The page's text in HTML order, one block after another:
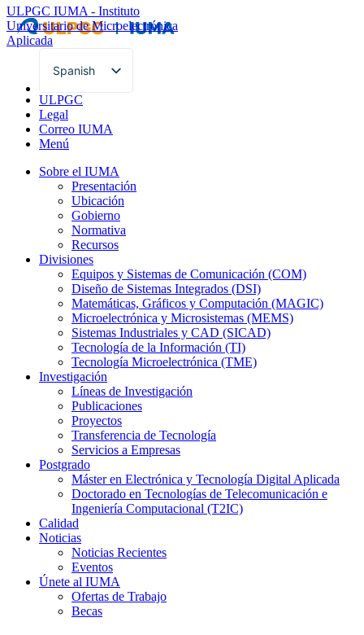
ULPGC IUMA - Instituto
Universitario de Microelectrónica
Aplicada
Spanish
English
ULPGC
Legal
Correo IUMA
Menú
Sobre el IUMA
Presentación
Ubicación
Gobierno
Normativa
Recursos
Divisiones
Equipos y Sistemas de Comunicación (COM)
Diseño de Sistemas Integrados (DSI)
Matemáticas, Gráficos y Computación (MAGIC)
Microelectrónica y Microsistemas (MEMS)
Sistemas Industriales y CAD (SICAD)
Tecnología de la Información (TI)
Tecnología Microelectrónica (TME)
Investigación
Líneas de Investigación
Publicaciones
Proyectos
Transferencia de Tecnología
Servicios a Empresas
Postgrado
Máster en Electrónica y Tecnología Digital Aplicada
Doctorado en Tecnologías de Telecomunicación e
Ingeniería Computacional (T2IC)
Calidad
Noticias
Noticias Recientes
Eventos
Únete al IUMA
Ofertas de Trabajo
Becas